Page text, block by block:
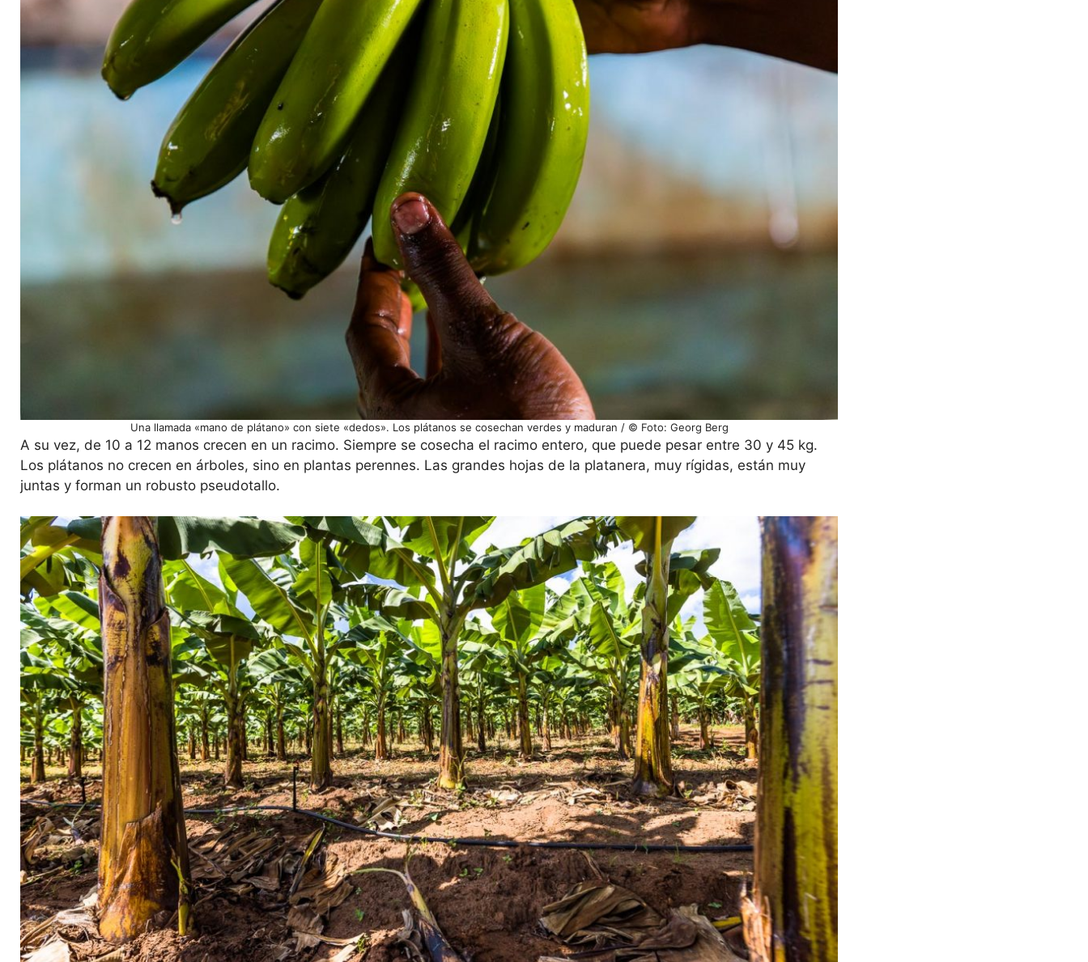
Una llamada «mano de plátano» con siete «dedos». Los plátanos se cosechan verdes y maduran / © Foto: Georg Berg
A su vez, de 10 a 12 manos crecen en un racimo. Siempre se cosecha el racimo entero, que puede pesar entre 30 y 45 kg.
Los plátanos no crecen en árboles, sino en plantas perennes. Las grandes hojas de la platanera, muy rígidas, están muy
juntas y forman un robusto pseudotallo.